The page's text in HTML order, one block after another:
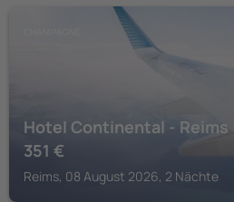
Hotel Continental - Reims
351 €
Reims, 08 August 2026, 2 Nächte